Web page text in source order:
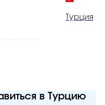
Турция
в Турцию